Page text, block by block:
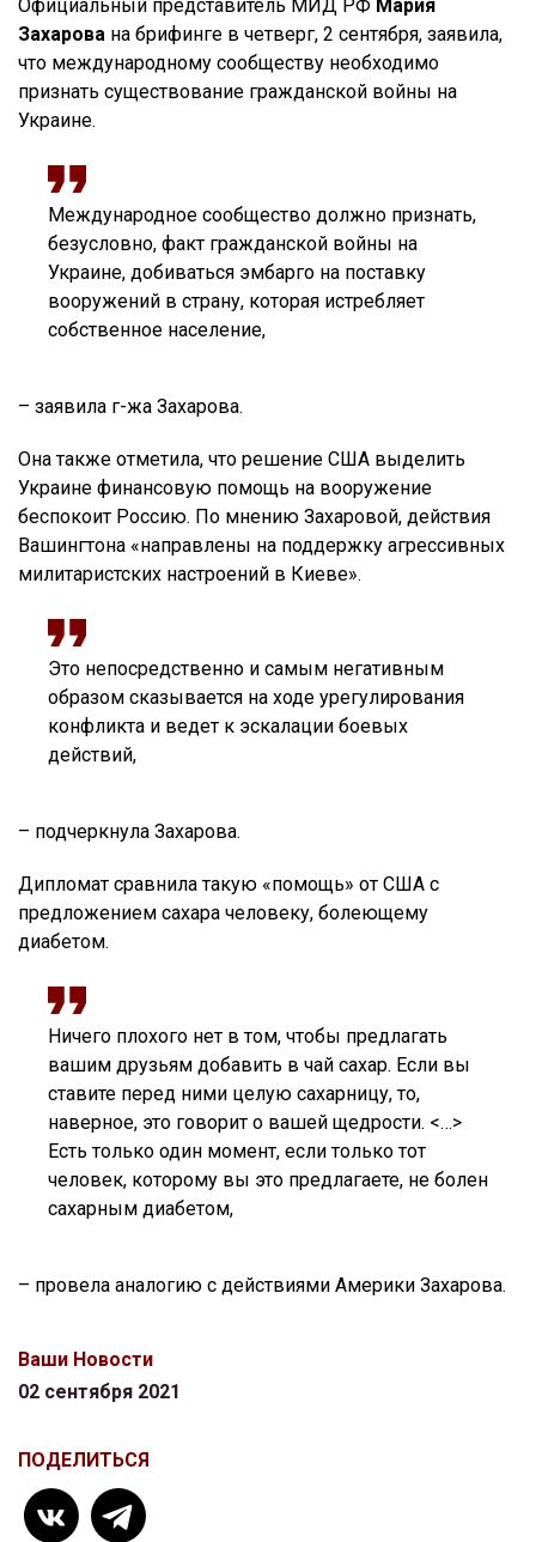
Официальный представитель МИД РФ Мария
Захарова на брифинге в четверг, 2 сентября, заявила,
что международному сообществу необходимо
признать существование гражданской войны на
Украине.
Международное сообщество должно признать,
безусловно, факт гражданской войны на
Украине, добиваться эмбарго на поставку
вооружений в страну, которая истребляет
собственное население,
– заявила г-жа Захарова.
Она также отметила, что решение США выделить
Украине финансовую помощь на вооружение
беспокоит Россию. По мнению Захаровой, действия
Вашингтона «направлены на поддержку агрессивных
милитаристских настроений в Киеве».
Это непосредственно и самым негативным
образом сказывается на ходе урегулирования
конфликта и ведет к эскалации боевых
действий,
– подчеркнула Захарова.
Дипломат сравнила такую «помощь» от США с
предложением сахара человеку, болеющему
диабетом.
Ничего плохого нет в том, чтобы предлагать
вашим друзьям добавить в чай сахар. Если вы
ставите перед ними целую сахарницу, то,
наверное, это говорит о вашей щедрости. <…>
Есть только один момент, если только тот
человек, которому вы это предлагаете, не болен
сахарным диабетом,
– провела аналогию с действиями Америки Захарова.
Ваши Новости
02 сентября 2021
ПОДЕЛИТЬСЯ